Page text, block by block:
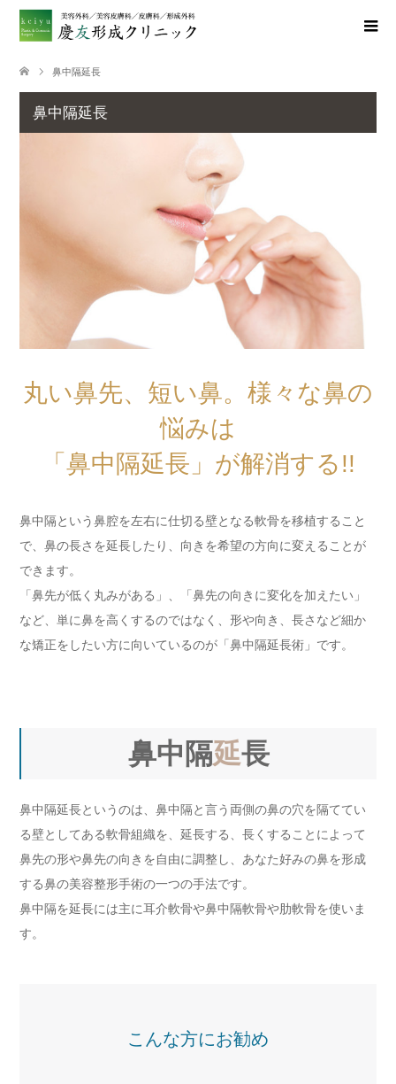
鼻中隔延長
鼻中隔延長
丸い鼻先、短い鼻。様々な鼻の
悩みは
「鼻中隔延長」が解消する!!
鼻中隔という鼻腔を左右に仕切る壁となる軟骨を移植すること
で、鼻の長さを延長したり、向きを希望の方向に変えることが
できます。
「鼻先が低く丸みがある」、「鼻先の向きに変化を加えたい」
など、単に鼻を高くするのではなく、形や向き、長さなど細か
な矯正をしたい方に向いているのが「鼻中隔延長術」です。
鼻中隔延長
鼻中隔延長というのは、鼻中隔と言う両側の鼻の穴を隔ててい
る壁としてある軟骨組織を、延長する、長くすることによって
鼻先の形や鼻先の向きを自由に調整し、あなた好みの鼻を形成
する鼻の美容整形手術の一つの手法です。
鼻中隔を延長には主に耳介軟骨や鼻中隔軟骨や肋軟骨を使いま
す。
こんな方にお勧め